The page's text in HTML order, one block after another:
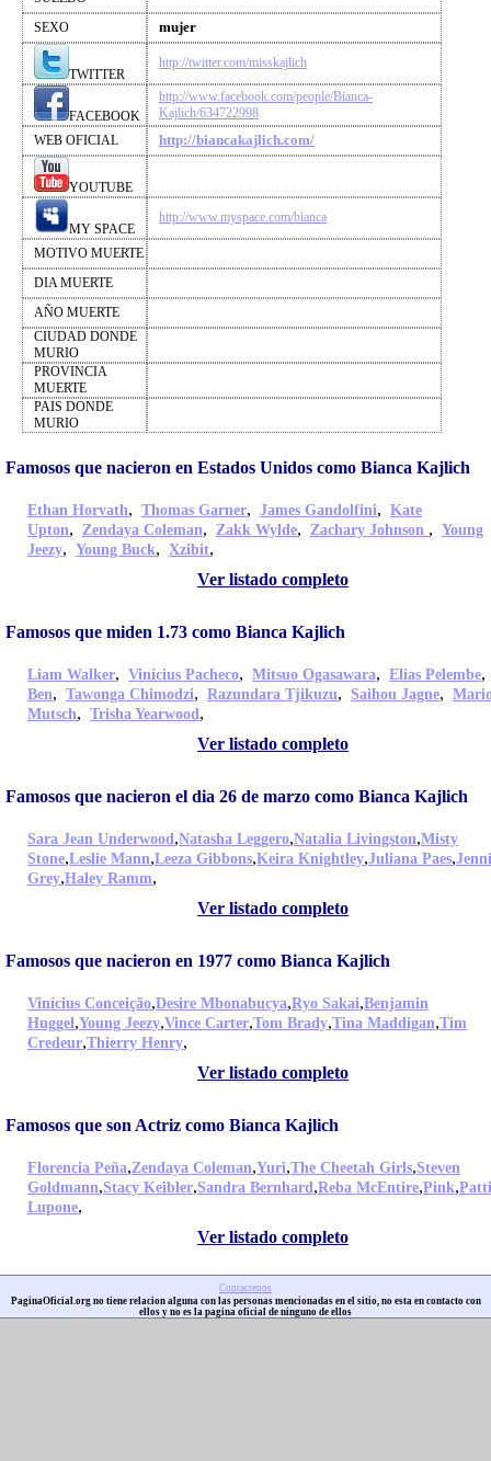
SEXO
mujer
TWITTER
http://twitter.com/misskajlich
FACEBOOK
http://www.facebook.com/people/Bianca-
Kajlich/634722998
WEB OFICIAL
http://biancakajlich.com/
YOUTUBE
MY SPACE
http://www.myspace.com/bianca
MOTIVO MUERTE
DIA MUERTE
AÑO MUERTE
CIUDAD DONDE
MURIO
PROVINCIA
MUERTE
PAIS DONDE
MURIO
Famosos que nacieron en Estados Unidos como Bianca Kajlich
Ethan Horvath, Thomas Garner, James Gandolfini, Kate
Upton, Zendaya Coleman, Zakk Wylde, Zachary Johnson , Young
Jeezy, Young Buck, Xzibit,
Ver listado completo
Famosos que miden 1.73 como Bianca Kajlich
Liam Walker, Vinícius Pacheco, Mitsuo Ogasawara, Elias Pelembe
Ben, Tawonga Chimodzi, Razundara Tjikuzu, Saihou Jagne,
Mutsch, Trisha Yearwood,
Ver listado completo
Famosos que nacieron el dia 26 de marzo como Bianca Kajlich
Sara Jean Underwood,Natasha Leggero,Natalia Livingston,Misty
Stone,Leslie Mann,Leeza Gibbons,Keira Knightley,Juliana Paes,
Grey,Haley Ramm,
Ver listado completo
Famosos que nacieron en 1977 como Bianca Kajlich
Vinícius Conceição,Desire Mbonabucya,Ryo Sakai,Benjamin
Huggel,Young Jeezy,Vince Carter,Tom Brady,Tina Maddigan,Tim
Credeur,Thierry Henry,
Ver listado completo
Famosos que son Actriz como Bianca Kajlich
Florencia Peña,Zendaya Coleman,Yuri,The Cheetah Girls,Steven
Goldmann,Stacy Keibler,Sandra Bernhard,Reba McEntire,Pink,Patti
Lupone,
Ver listado completo
Contactenos
PaginaOficial.org no tiene relacion alguna con las personas mencionadas en el sitio, no esta en contacto con
ellos y no es la pagina oficial de ninguno de ellos